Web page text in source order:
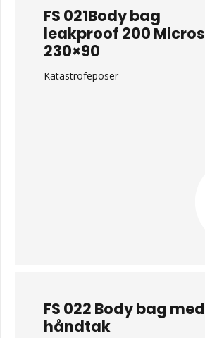
FS 021Body bag
leakproof 200 Micros
230×90
Katastrofeposer
FS 022 Body bag med
håndtak